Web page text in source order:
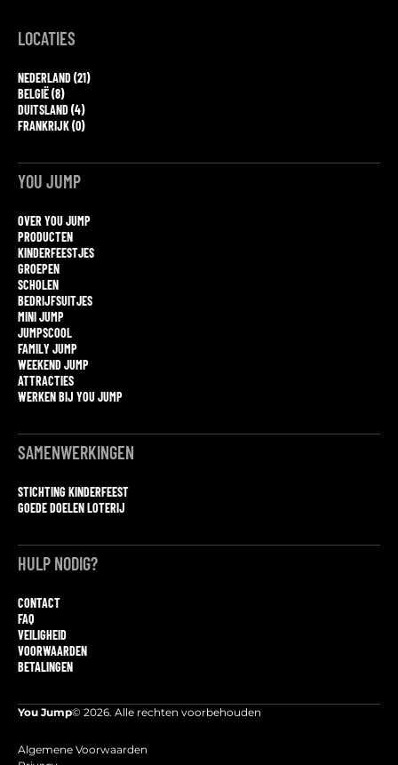
LOCATIES
NEDERLAND (21)
BELGIË (8)
DUITSLAND (4)
FRANKRIJK (0)
YOU JUMP
OVER YOU JUMP
PRODUCTEN
KINDERFEESTJES
GROEPEN
SCHOLEN
BEDRIJFSUITJES
MINI JUMP
JUMPSCOOL
FAMILY JUMP
WEEKEND JUMP
ATTRACTIES
WERKEN BIJ YOU JUMP
SAMENWERKINGEN
STICHTING KINDERFEEST
GOEDE DOELEN LOTERIJ
HULP NODIG?
CONTACT
FAQ
VEILIGHEID
VOORWAARDEN
BETALINGEN
You Jump© 2026. Alle rechten voorbehouden
Algemene Voorwaarden